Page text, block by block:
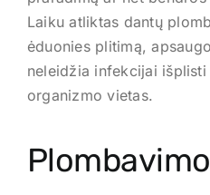
Laiku atliktas dantų
ėduonies plitimą,
neleidžia infekcijai
organizmo vietas.